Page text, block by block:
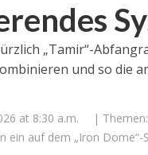
„Tamir“-
und so die
at 8:30 a.m. | Themen:
ein auf dem „Iron